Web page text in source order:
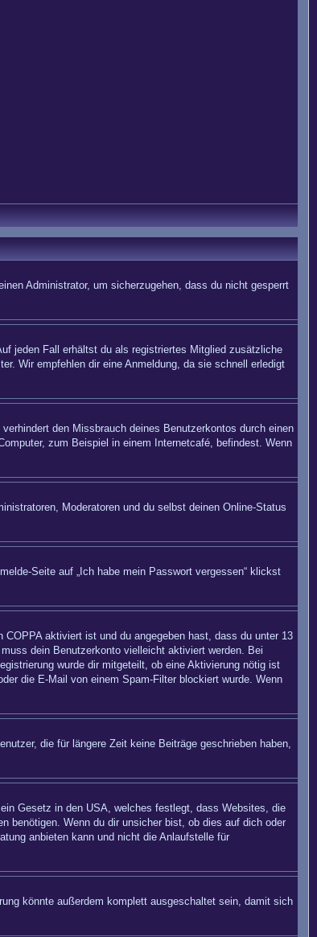
Administrator, um sicherzugehen, dass du nicht gesperrt
jeden Fall erhältst du als registriertes Mitglied zusätzliche
Wir empfehlen dir eine Anmeldung, da sie schnell erledigt
den Missbrauch deines Benutzerkontos durch einen
zum Beispiel in einem Internetcafé, befindest. Wenn
Moderatoren und du selbst deinen Online-Status
Seite auf „Ich habe mein Passwort vergessen“ klickst
COPPAaktiviert ist und du angegeben hast, dass du unter 13
dein Benutzerkonto vielleicht aktiviert werden. Bei
wurde dir mitgeteilt, ob eine Aktivierung nötig ist
die E-Mail von einem Spam-Filter blockiert wurde. Wenn
die für längere Zeit keine Beiträge geschrieben haben,
Gesetz in den USA, welches festlegt, dass Websites, die
benötigen. Wenn du dir unsicher bist, ob dies auf dich oder
anbieten kann und nicht die Anlaufstelle für
könnte außerdem komplett ausgeschaltet sein, damit sich